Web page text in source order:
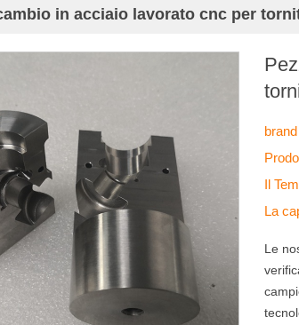
in acciaio lavorato cnc per
brand
Il
La
Le